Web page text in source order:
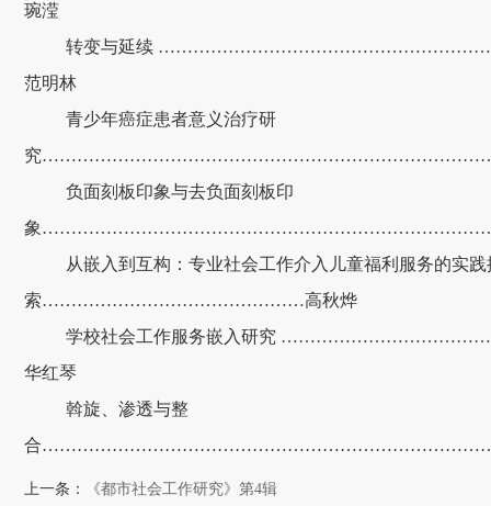
琬滢
转变与延续
范明林
青少年癌症患者意义治疗研
究
负面刻板印象与去负面刻板印
象………………………………………………………………………
从嵌入到互构：专业社会工作介入儿童福利服务的实践
索………………………………………高秋烨
学校社会工作服务嵌入研究
华红琴
斡旋、渗透与整
合
上一条： 《都市社会工作研究》第4辑